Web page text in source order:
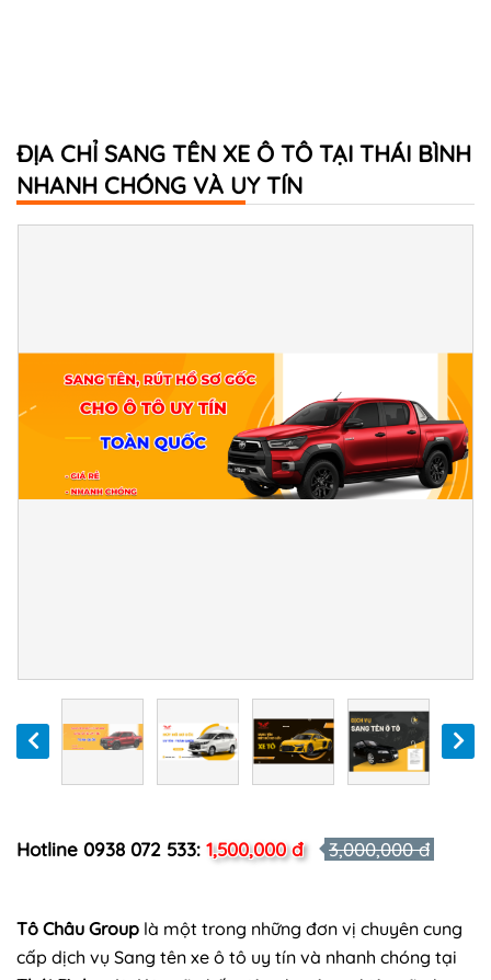
ĐỊA CHỈ SANG TÊN XE Ô TÔ TẠI THÁI BÌNH
NHANH CHÓNG VÀ UY TÍN
Hotline 0938 072 533: 1,500,000 đ 3,000,000 đ
Tô Châu Group là một trong những đơn vị chuyên cung
cấp dịch vụ Sang tên xe ô tô uy tín và nhanh chóng tại